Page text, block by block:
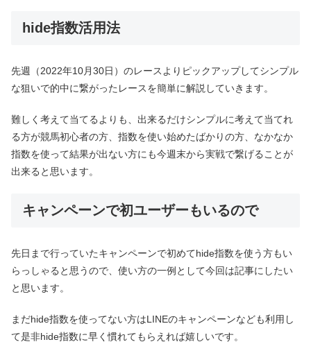
hide指数活用法
先週（2022年10月30日）のレースよりピックアップしてシンプル
な狙いで的中に繋がったレースを簡単に解説していきます。
難しく考えて当てるよりも、出来るだけシンプルに考えて当てれ
る方が競馬初心者の方、指数を使い始めたばかりの方、なかなか
指数を使って結果が出ない方にも今週末から実戦で繋げることが
出来ると思います。
キャンペーンで初ユーザーもいるので
先日まで行っていたキャンペーンで初めてhide指数を使う方もい
らっしゃると思うので、使い方の一例として今回は記事にしたい
と思います。
まだhide指数を使ってない方はLINEのキャンペーンなども利用し
て是非hide指数に早く慣れてもらえれば嬉しいです。